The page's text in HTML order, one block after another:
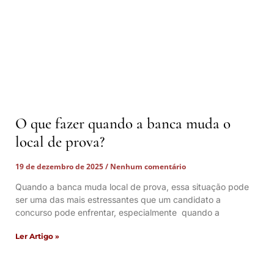
O que fazer quando a banca muda o
local de prova?
19 de dezembro de 2025
Nenhum comentário
Quando a banca muda local de prova, essa situação pode
ser uma das mais estressantes que um candidato a
concurso pode enfrentar, especialmente quando a
Ler Artigo »